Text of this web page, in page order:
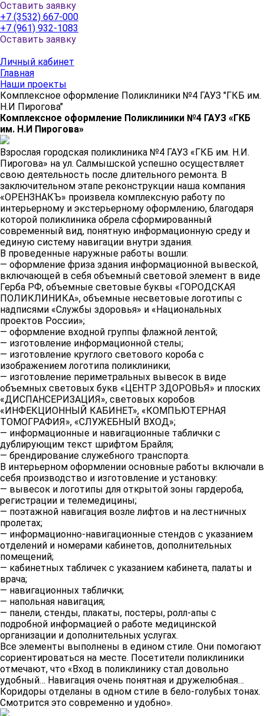
Оставить заявку
+7 (3532) 667-000
+7 (961) 932-1083
Оставить заявку
Личный кабинет
Главная
Наши проекты
Комплексное оформление Поликлиники №4 ГАУЗ "ГКБ им.
Н.И Пирогова"
Комплексное оформление Поликлиники №4 ГАУЗ «ГКБ
им. Н.И Пирогова»
Взрослая городская поликлиника №4 ГАУЗ «ГКБ им. Н.И.
Пирогова» на ул. Салмышской успешно осуществляет
свою деятельность после длительного ремонта. В
заключительном этапе реконструкции наша компания
«ОРЕНЗНАКЪ» произвела комплексную работу по
интерьерному и экстерьерному оформлению, благодаря
которой поликлиника обрела сформированный
современный вид, понятную информационную среду и
единую систему навигации внутри здания.
В проведенные наружные работы вошли:
— оформление фриза здания информационной вывеской,
включающей в себя объемный световой элемент в виде
Герба РФ, объемные световые буквы «ГОРОДСКАЯ
ПОЛИКЛИНИКА», объемные несветовые логотипы с
надписями «Службы здоровья» и «Национальных
проектов России»;
— оформление входной группы флажной лентой;
— изготовление информационной стелы;
— изготовление круглого светового короба с
изображением логотипа поликлиники;
— изготовление периметральных вывесок в виде
объемных световых букв «ЦЕНТР ЗДОРОВЬЯ» и плоских
«ДИСПАНСЕРИЗАЦИЯ», световых коробов
«ИНФЕКЦИОННЫЙ КАБИНЕТ», «КОМПЬЮТЕРНАЯ
ТОМОГРАФИЯ», «СЛУЖЕБНЫЙ ВХОД»;
— информационные и навигационные таблички с
дублирующим текст шрифтом Брайля;
— брендирование служебного транспорта.
В интерьерном оформлении основные работы включали в
себя производство и изготовление и установку:
— вывесок и логотипы для открытой зоны гардероба,
регистрации и телемедицины;
— поэтажной навигация возле лифтов и на лестничных
пролетах;
— информационно-навигационные стендов с указанием
отделений и номерами кабинетов, дополнительных
помещений;
— кабинетных табличек с указанием кабинета, палаты и
врача;
— навигационных таблички;
— напольная навигация;
— панели, стенды, плакаты, постеры, ролл-апы с
подробной информацией о работе медицинской
организации и дополнительных услугах.
Все элементы выполнены в едином стиле. Они помогают
сориентироваться на месте. Посетители поликлиники
отмечают, что «Вход в поликлинику стал довольно
удобный… Навигация очень понятная и дружелюбная…
Коридоры отделаны в одном стиле в бело-голубых тонах.
Смотрится это современно и удобно».